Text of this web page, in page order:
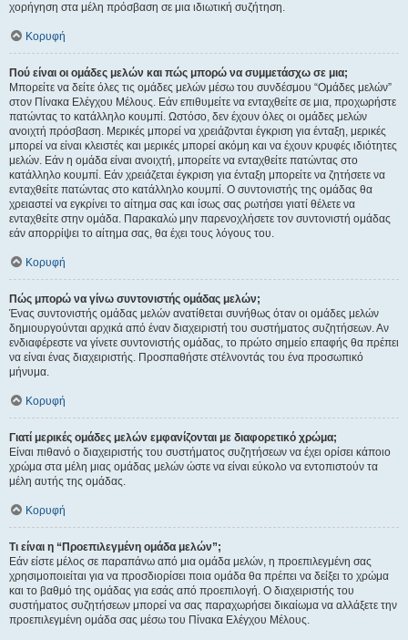
χορήγηση στα μέλη πρόσβαση σε μια ιδιωτική συζήτηση.
Κορυφή
Πού είναι οι ομάδες μελών και πώς μπορώ να συμμετάσχω σε μια;
Μπορείτε να δείτε όλες τις ομάδες μελών μέσω του συνδέσμου “Ομάδες μελών”
στον Πίνακα Ελέγχου Μέλους. Εάν επιθυμείτε να ενταχθείτε σε μια, προχωρήστε
πατώντας το κατάλληλο κουμπί. Ωστόσο, δεν έχουν όλες οι ομάδες μελών
ανοιχτή πρόσβαση. Μερικές μπορεί να χρειάζονται έγκριση για ένταξη, μερικές
μπορεί να είναι κλειστές και μερικές μπορεί ακόμη και να έχουν κρυφές ιδιότητες
μελών. Εάν η ομάδα είναι ανοιχτή, μπορείτε να ενταχθείτε πατώντας στο
κατάλληλο κουμπί. Εάν χρειάζεται έγκριση για ένταξη μπορείτε να ζητήσετε να
ενταχθείτε πατώντας στο κατάλληλο κουμπί. Ο συντονιστής της ομάδας θα
χρειαστεί να εγκρίνει το αίτημα σας και ίσως σας ρωτήσει γιατί θέλετε να
ενταχθείτε στην ομάδα. Παρακαλώ μην παρενοχλήσετε τον συντονιστή ομάδας
εάν απορρίψει το αίτημα σας, θα έχει τους λόγους του.
Κορυφή
Πώς μπορώ να γίνω συντονιστής ομάδας μελών;
Ένας συντονιστής ομάδας μελών ανατίθεται συνήθως όταν οι ομάδες μελών
δημιουργούνται αρχικά από έναν διαχειριστή του συστήματος συζητήσεων. Αν
ενδιαφέρεστε να γίνετε συντονιστής ομάδας, το πρώτο σημείο επαφής θα πρέπει
να είναι ένας διαχειριστής. Προσπαθήστε στέλνοντάς του ένα προσωπικό
μήνυμα.
Κορυφή
Γιατί μερικές ομάδες μελών εμφανίζονται με διαφορετικό χρώμα;
Είναι πιθανό ο διαχειριστής του συστήματος συζητήσεων να έχει ορίσει κάποιο
χρώμα στα μέλη μιας ομάδας μελών ώστε να είναι εύκολο να εντοπιστούν τα
μέλη αυτής της ομάδας.
Κορυφή
Τι είναι η “Προεπιλεγμένη ομάδα μελών”;
Εάν είστε μέλος σε παραπάνω από μια ομάδα μελών, η προεπιλεγμένη σας
χρησιμοποιείται για να προσδιορίσει ποια ομάδα θα πρέπει να δείξει το χρώμα
και το βαθμό της ομάδας για εσάς από προεπιλογή. Ο διαχειριστής του
συστήματος συζητήσεων μπορεί να σας παραχωρήσει δικαίωμα να αλλάξετε την
προεπιλεγμένη ομάδα σας μέσω του Πίνακα Ελέγχου Μέλους.